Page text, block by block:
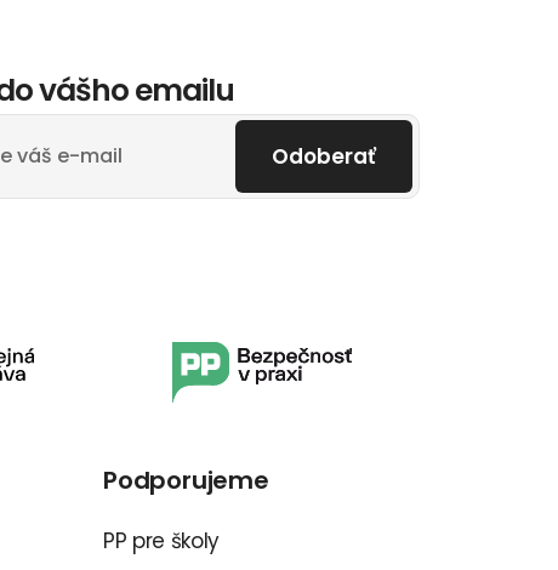
vášho emailu
Odoberať
Podporujeme
PP pre školy